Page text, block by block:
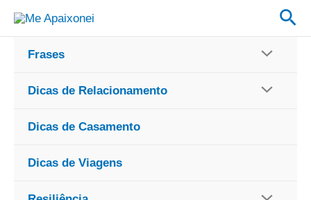
para
Frases
Dicas de Relacionamento
Dicas de Casamento
Dicas de Viagens